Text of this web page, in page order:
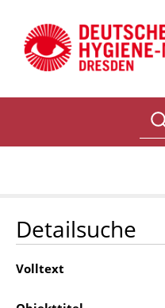
Detailsuche
Volltext